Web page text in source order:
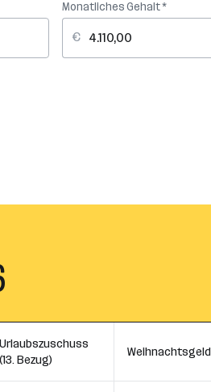
Monatliches Gehalt *
Urlaubszuschuss
(13. Bezug)
Weihnachtsgeld